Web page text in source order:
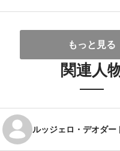
もっと見る
関連人
ルッジェロ・デオダー